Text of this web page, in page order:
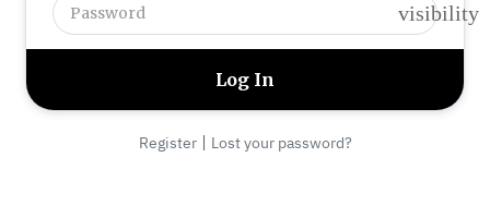
visibility
Register| Lost your password?